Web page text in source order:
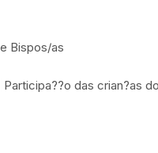
Bispos/as
Participa??o das crian?as